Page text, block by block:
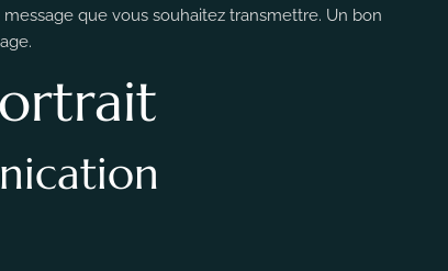
que vous souhaitez transmettre. Un bon